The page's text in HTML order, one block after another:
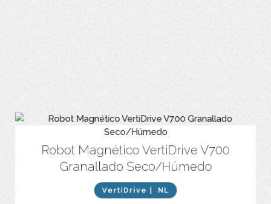
Robot Magnético VertiDrive V700
Granallado Seco/Húmedo
VertiDrive | NL
Proporciona una calidad de granallado constante ajustando la
velocidad del equipo a las necesidades específicas de la
El funcionamiento por control remoto aleja al operador del